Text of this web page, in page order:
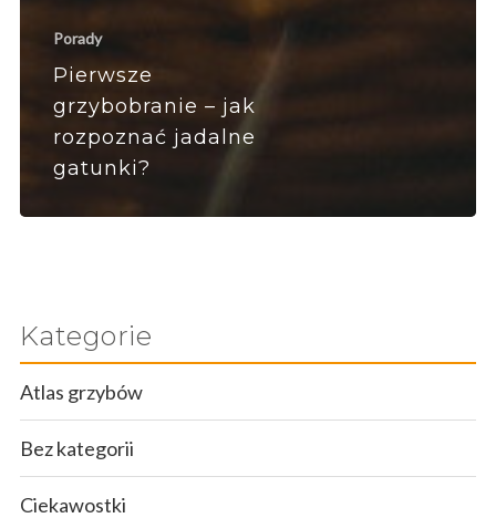
Porady
Pierwsze
grzybobranie – jak
rozpoznać jadalne
gatunki?
Kategorie
Atlas grzybów
Bez kategorii
Ciekawostki